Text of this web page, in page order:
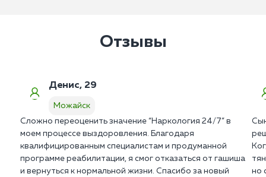
Отзывы
Денис, 29
Можайск
Сложно переоценить значение “Наркология 24/7” в
моем процессе выздоровления. Благодаря
квалифицированным специалистам и продуманной
программе реабилитации, я смог отказаться от гашиша
и вернуться к нормальной жизни. Спасибо за новый
но